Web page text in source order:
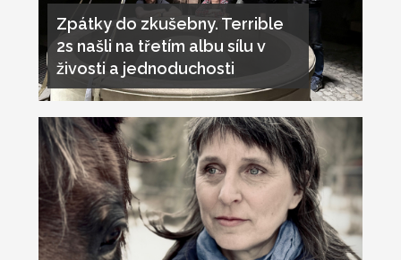
Zpátky do zkušebny. Terrible
2s našli na třetím albu sílu v
živosti a jednoduchosti